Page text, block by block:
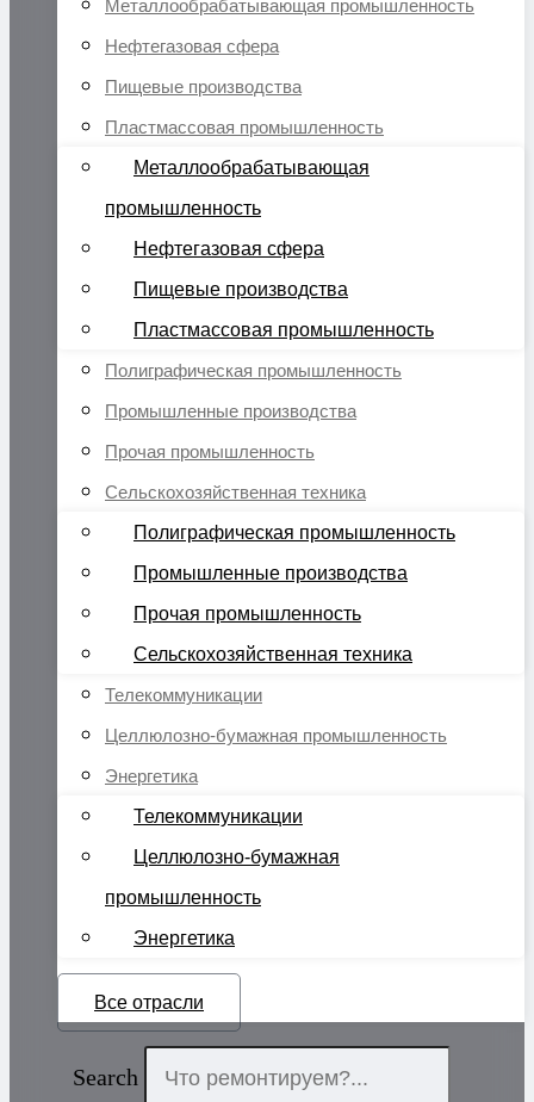
Металлообрабатывающая промышленность
Нефтегазовая сфера
Пищевые производства
Пластмассовая промышленность
Металлообрабатывающая
промышленность
Нефтегазовая сфера
Пищевые производства
Пластмассовая промышленность
Полиграфическая промышленность
Промышленные производства
Прочая промышленность
Сельскохозяйственная техника
Полиграфическая промышленность
Промышленные производства
Прочая промышленность
Сельскохозяйственная техника
Телекоммуникации
Целлюлозно-бумажная промышленность
Энергетика
Телекоммуникации
Целлюлозно-бумажная
промышленность
Энергетика
Все отрасли
Search